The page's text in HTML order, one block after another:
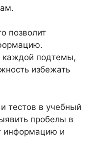
позволит
каждой подтемы,
избежать
тестов в учебный
пробелы в
информацию и